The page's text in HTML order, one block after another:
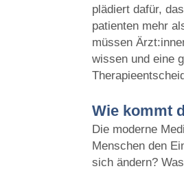
plädiert dafür,
patienten mehr
müssen
wissen und eine
Wie kommt
Die moderne
Menschen den
sich ändern?